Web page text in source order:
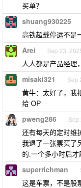
买单？
shuang930225
高铁超载停运不是
Arei Sep 23,
人人都是产品经理
misaki321 Sep
黄牛：太好了，我
给 OP
pweng286 Sep
还有每天的定时维
我退了一张票买了
的.一个多小时后
superrichman
这是车票，不是股